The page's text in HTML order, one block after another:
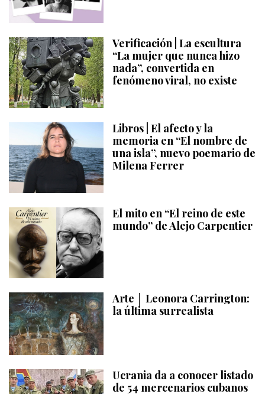
Verificación | La escultura
“La mujer que nunca hizo
nada”, convertida en
fenómeno viral, no existe
Libros | El afecto y la
memoria en “El nombre de
una isla”, nuevo poemario de
Milena Ferrer
El mito en “El reino de este
mundo” de Alejo Carpentier
Arte │ Leonora Carrington:
la última surrealista
Ucrania da a conocer listado
de 54 mercenarios cubanos